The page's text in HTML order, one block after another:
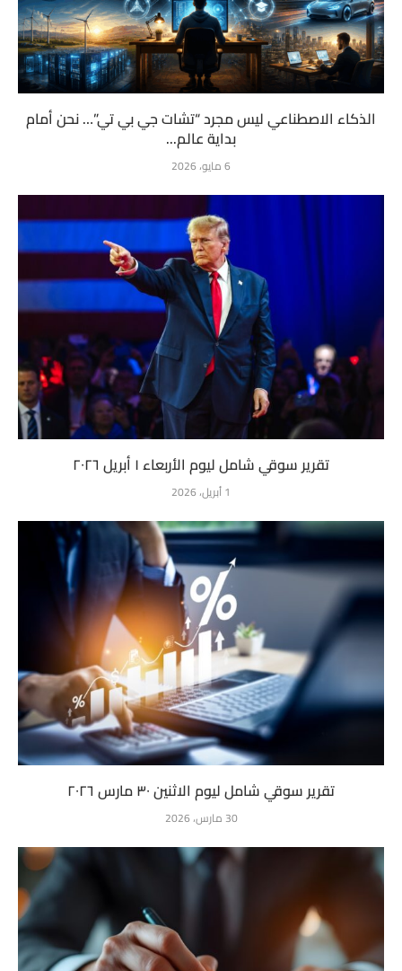
الذكاء الاصطناعي ليس مجرد “تشات جي بي تي”… نحن أمام
بداية عالم...
6 مايو، 2026
تقرير سوقي شامل ليوم الأربعاء ١ أبريل ٢٠٢٦
1 أبريل، 2026
تقرير سوقي شامل ليوم الاثنين ٣٠ مارس ٢٠٢٦
30 مارس، 2026